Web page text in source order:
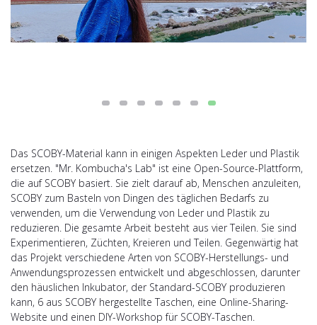
Das SCOBY-Material kann in einigen Aspekten Leder und Plastik
ersetzen. "Mr. Kombucha's Lab" ist eine Open-Source-Plattform,
die auf SCOBY basiert. Sie zielt darauf ab, Menschen anzuleiten,
SCOBY zum Basteln von Dingen des täglichen Bedarfs zu
verwenden, um die Verwendung von Leder und Plastik zu
reduzieren. Die gesamte Arbeit besteht aus vier Teilen. Sie sind
Experimentieren, Züchten, Kreieren und Teilen. Gegenwärtig hat
das Projekt verschiedene Arten von SCOBY-Herstellungs- und
Anwendungsprozessen entwickelt und abgeschlossen, darunter
den häuslichen Inkubator, der Standard-SCOBY produzieren
kann, 6 aus SCOBY hergestellte Taschen, eine Online-Sharing-
Website und einen DIY-Workshop für SCOBY-Taschen.